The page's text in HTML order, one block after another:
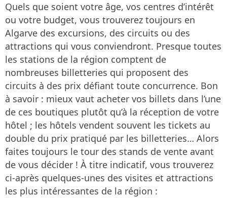
Quels que soient votre âge, vos centres d’intérêt
ou votre budget, vous trouverez toujours en
Algarve des excursions, des circuits ou des
attractions qui vous conviendront. Presque toutes
les stations de la région comptent de
nombreuses billetteries qui proposent des
circuits à des prix défiant toute concurrence. Bon
à savoir : mieux vaut acheter vos billets dans l’une
de ces boutiques plutôt qu’à la réception de votre
hôtel ; les hôtels vendent souvent les tickets au
double du prix pratiqué par les billetteries… Alors
faites toujours le tour des stands de vente avant
de vous décider ! À titre indicatif, vous trouverez
ci-après quelques-unes des visites et attractions
les plus intéressantes de la région :